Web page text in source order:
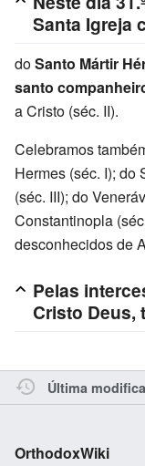
Santa Igreja
doSanto Mártir
santo
a Cristo (séc. II).
Celebramos
Hermes (séc. I); do
(séc. III); do
Constantinopla
desconhecidos de
Pelas
Cristo Deus,
Última
OrthodoxWiki